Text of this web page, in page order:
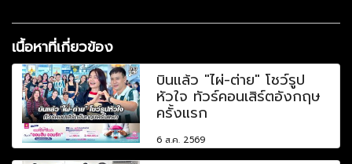
เนื้อหาที่เกี่ยวข้อง
บินแล้ว "ไผ่-ต่าย" โชว์รูป
หัวใจ ทัวร์คอนเสิร์ตอังกฤษ
ครั้งแรก
6 ส.ค. 2569